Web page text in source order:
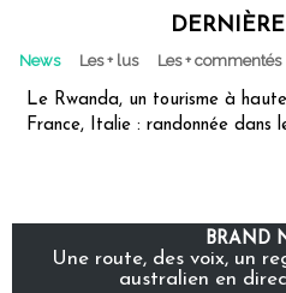
DERNIÈRE
News Les + lus Les + commentés
Le Rwanda, un tourisme à
France, Italie : randonnée dans
BRAND
Une route, des voix, un
australien en